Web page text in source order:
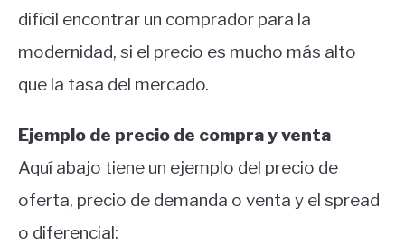
difícil encontrar un comprador para la
modernidad, si el precio es mucho más alto
que la tasa del mercado.
Ejemplo de precio de compra y venta
Aquí abajo tiene un ejemplo del precio de
oferta, precio de demanda o venta y el spread
o diferencial: